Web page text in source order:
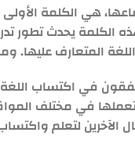
هي الكلمة
الكلمة يحدث تطور
المتعارف
في اكتساب
في مختلف
لتعلم